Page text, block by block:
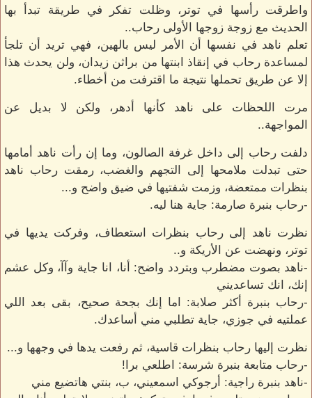
واطرقت رأسها في توتر، وظلت تفكر في طريقة تبدأ بها
الحديث مع زوجة زوجها الأولى رحاب..
تعلم ناهد في نفسها أن الأمر ليس بالهين، فهي تريد أن تلجأ
لمساعدة رحاب في إنقاذ ابنتها من براثن زيدان، ولن يحدث هذا
إلا عن طريق تحملها نتيجة ما اقترفت من أخطاء.
مرت اللحظات على ناهد كأنها أدهر، ولكن لا بديل عن
المواجهة..
دلفت رحاب إلى داخل غرفة الصالون، وما إن رأت ناهد أمامها
حتى تبدلت ملامحها إلى التجهم والغضب، رمقت رحاب ناهد
بنظرات ممتعضة، وزمت شفتيها في ضيق واضح و...
-رحاب بنبرة صارمة: جاية هنا ليه.
نظرت ناهد إلى رحاب بنظرات استعطاف، وفركت يديها في
توتر، ونهضت عن الأريكة و..
-ناهد بصوت مضطرب وبتردد واضح: أنا، انا جاية وآآ، وكل عشم
إنك، انك تساعديني
-رحاب بنبرة أكثر صلابة: اما إنك بجحة صحيح، بقى بعد اللي
عملتيه في جوزي، جاية تطلبي مني أساعدك.
نظرت إليها رحاب بنظرات قاسية، ثم رفعت يدها في وجهها و...
-رحاب متابعة بنبرة شرسة: اطلعي برا!
-ناهد بنبرة راجية: أرجوكي اسمعيني، ب، بنتي هاتضيع مني